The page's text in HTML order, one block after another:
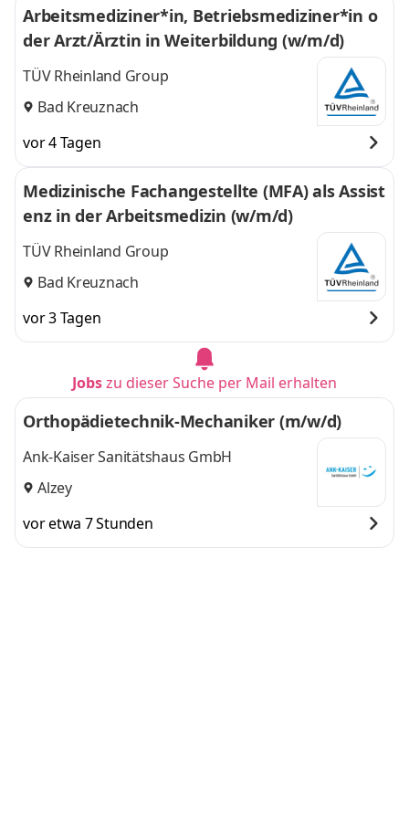
Arbeitsmediziner*in, Betriebsmediziner*in o
der Arzt/Ärztin in Weiterbildung (w/m/d)
TÜV Rheinland Group
Bad Kreuznach
vor 4 Tagen
Medizinische Fachangestellte (MFA) als Assist
enz in der Arbeitsmedizin (w/m/d)
TÜV Rheinland Group
Bad Kreuznach
vor 3 Tagen
Jobszu dieser Suche per Mail erhalten
Orthopädietechnik-Mechaniker (m/w/d)
Ank-Kaiser Sanitätshaus GmbH
Alzey
vor etwa 7 Stunden